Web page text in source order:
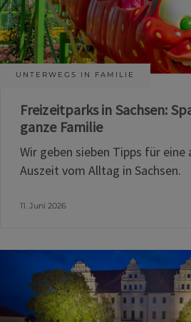
UNTERWEGS IN FAMILIE
Freizeitparks in Sachsen:
ganze Familie
Wir geben sieben Tipps für eine
Auszeit vom Alltag in Sachsen.
11. Juni 2026